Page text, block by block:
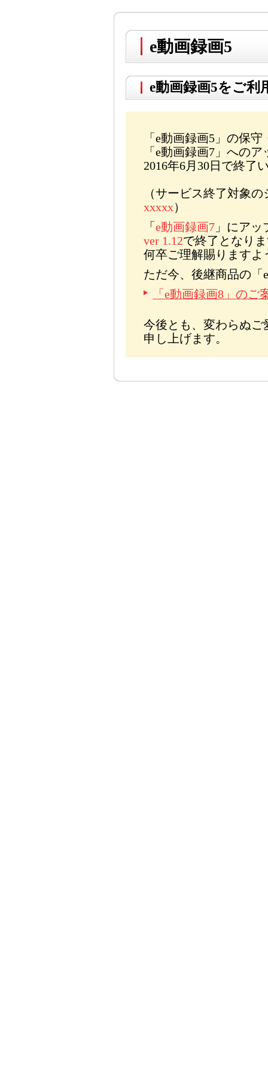
e動画録画5
e動画録画5をご利
「e動画録画5」の保
「e動画録画7」への
2016年6月30日で終了
（サービス終了対象
xxxxx）
「 e動画録画7 」にア
ver 1.12で終了となり
何卒ご理解賜ります
ただ今、後継商品の「
「e動画録画8」のご
今後とも、変わらぬ
申し上げます。